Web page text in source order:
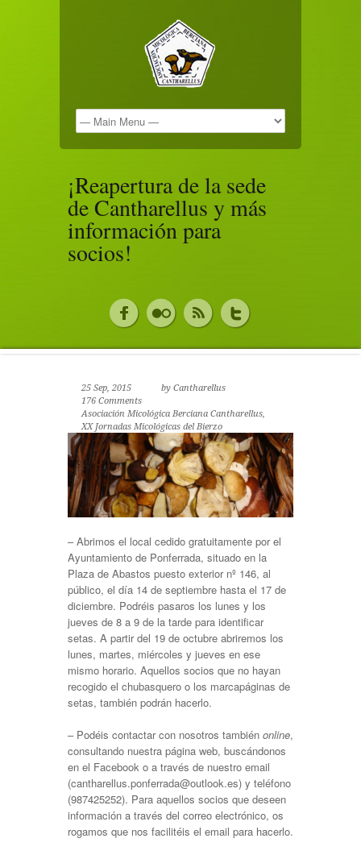
¡Reapertura de la sede
de Cantharellus y más
información para
socios!
25 Sep, 2015 by Cantharellus
176 Comments
Asociación Micológica Berciana Cantharellus,
XX Jornadas Micológicas del Bierzo
– Abrimos el local cedido gratuitamente por el
Ayuntamiento de Ponferrada, situado en la
Plaza de Abastos puesto exterior nº 146, al
público, el día 14 de septiembre hasta el 17 de
diciembre. Podréis pasaros los lunes y los
jueves de 8 a 9 de la tarde para identificar
setas. A partir del 19 de octubre abriremos los
lunes, martes, miércoles y jueves en ese
mismo horario. Aquellos socios que no hayan
recogido el chubasquero o los marcapáginas de
setas, también podrán hacerlo.
– Podéis contactar con nosotros también online,
consultando nuestra página web, buscándonos
en el Facebook o a través de nuestro email
(cantharellus.ponferrada@outlook.es) y teléfono
(987425252). Para aquellos socios que deseen
información a través del correo electrónico, os
rogamos que nos facilitéis el email para hacerlo.